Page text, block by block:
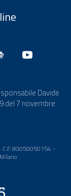
Davide
del 7 novembre
C.F. 80050050154 -